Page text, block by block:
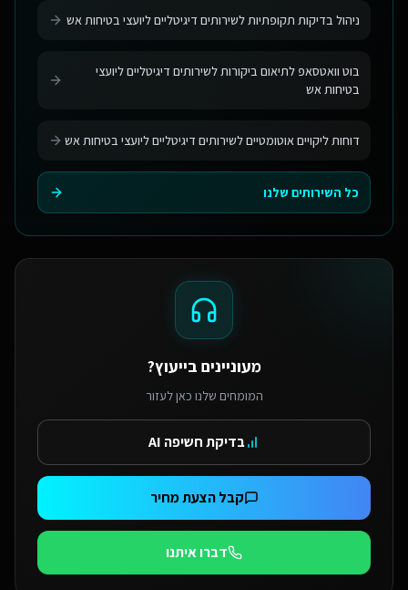
ניהול בדיקות תקופתיות לשירותים דיגיטליים ליועצי בטיחות אש
בוט וואטסאפ לתיאום ביקורות לשירותים דיגיטליים ליועצי
בטיחות אש
דוחות ליקויים אוטומטיים לשירותים דיגיטליים ליועצי בטיחות אש
כל השירותים שלנו
מעוניינים בייעוץ?
המומחים שלנו כאן לעזור
בדיקת חשיפה AI
קבל הצעת מחיר
דברו איתנו